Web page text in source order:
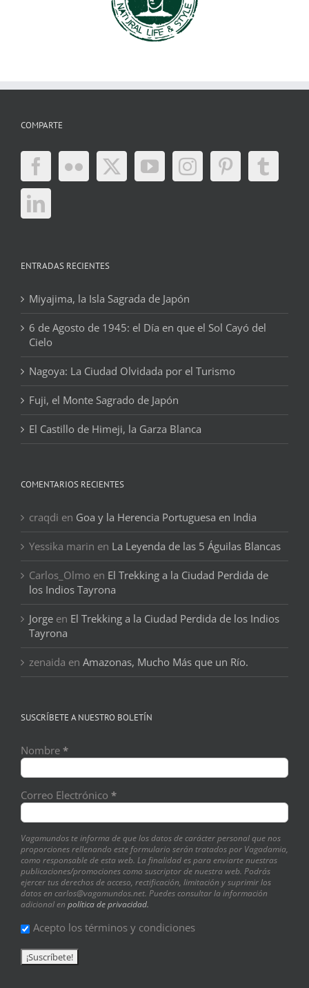
COMPARTE
ENTRADAS RECIENTES
Miyajima, la Isla Sagrada de Japón
6 de Agosto de 1945: el Día en que el Sol Cayó del
Cielo
Nagoya: La Ciudad Olvidada por el Turismo
Fuji, el Monte Sagrado de Japón
El Castillo de Himeji, la Garza Blanca
COMENTARIOS RECIENTES
craqdi en Goa y la Herencia Portuguesa en India
Yessika marin en La Leyenda de las 5 Águilas Blancas
Carlos_Olmo en El Trekking a la Ciudad Perdida de
los Indios Tayrona
Jorge en El Trekking a la Ciudad Perdida de los Indios
Tayrona
zenaida en Amazonas, Mucho Más que un Río.
SUSCRÍBETE A NUESTRO BOLETÍN
Nombre *
Correo Electrónico *
Vagamundos te informa de que los datos de carácter personal que nos
proporciones rellenando este formulario serán tratados por Vagadamia,
como responsable de esta web. La finalidad es para enviarte nuestras
publicaciones/promociones como suscriptor de nuestra web. Podrás
ejercer tus derechos de acceso, rectificación, limitación y suprimir los
datos en carlos@vagamundos.net. Puedes consultar la información
adicional en política de privacidad.
Acepto los términos y condiciones